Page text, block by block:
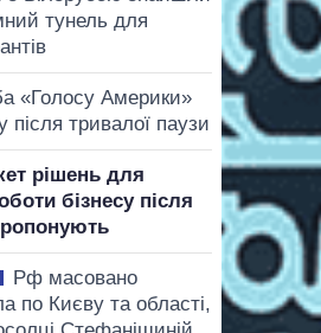
тунель для
«Голосу Америки»
після тривалої паузи
рішень для
бізнесу після
Рф масовано
по Києву та області,